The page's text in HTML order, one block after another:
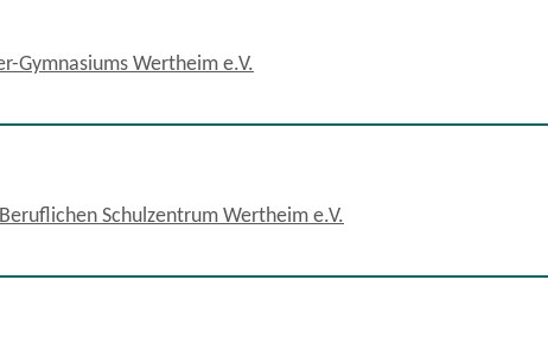
Gymnasiums Wertheim e.V.
Schulzentrum Wertheim e.V.